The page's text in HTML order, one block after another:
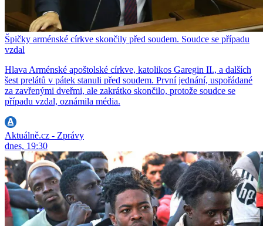
Špičky arménské církve skončily před soudem. Soudce se případu
vzdal
Hlava Arménské apoštolské církve, katolikos Garegin II., a dalších
šest prelátů v pátek stanuli před soudem. První jednání, uspořádané
za zavřenými dveřmi, ale zakrátko skončilo, protože soudce se
případu vzdal, oznámila média.
Aktuálně.cz - Zprávy
dnes, 19:30